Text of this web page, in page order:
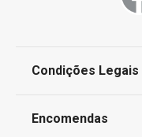
Condições Legais
Encomendas